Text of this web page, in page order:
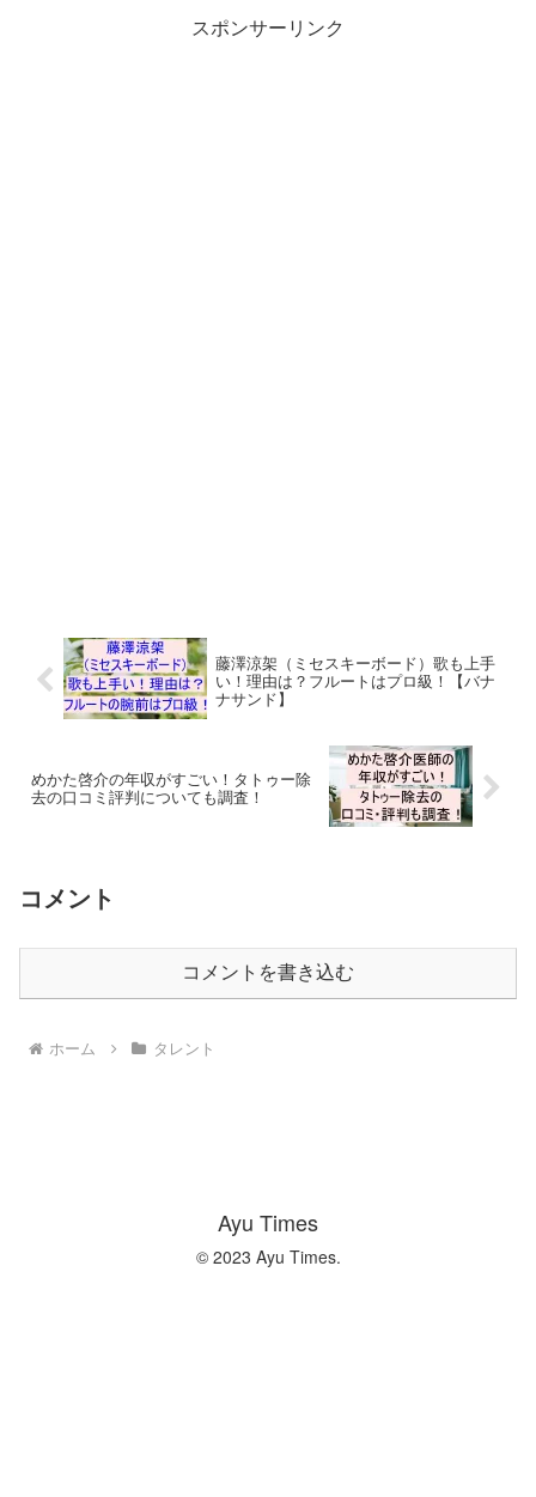
スポンサーリンク
藤澤涼架（ミセスキーボード）歌も上手
い！理由は？フルートはプロ級！【バナ
ナサンド】
めかた啓介の年収がすごい！タトゥー除
去の口コミ評判についても調査！
コメント
コメントを書き込む
ホーム タレント
Ayu Times
© 2023 Ayu Times.